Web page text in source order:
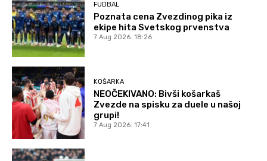
FUDBAL
Poznata cena Zvezdinog pika iz
ekipe hita Svetskog prvenstva
7 Aug 2026. 18:26
KOŠARKA
NEOČEKIVANO: Bivši košarkaš
Zvezde na spisku za duele u našoj
grupi!
7 Aug 2026. 17:41